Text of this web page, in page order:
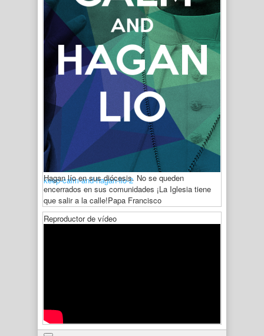
keep-calm-and-hagan-lio-2
Hagan lío en sus diócesis. No se queden
encerrados en sus comunidades ¡La Iglesia tiene
que salir a la calle!Papa Francisco
Reproductor de vídeo